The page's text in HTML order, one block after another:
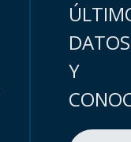
DATOS
Y